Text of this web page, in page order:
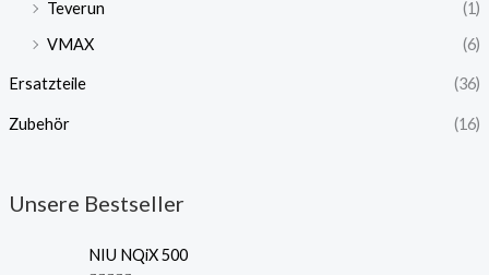
Teverun
(1)
VMAX
(6)
Ersatzteile (36)
Zubehör (16)
Unsere Bestseller
NIU NQiX 500